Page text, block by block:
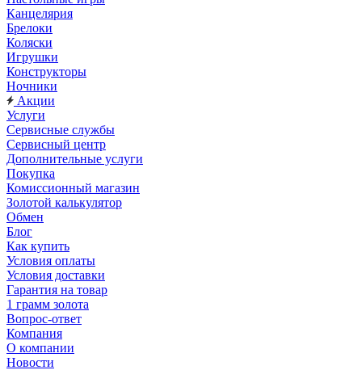
Канцелярия
Брелоки
Коляски
Игрушки
Конструкторы
Ночники
Акции
Услуги
Сервисные службы
Сервисный центр
Дополнительные услуги
Покупка
Комиссионный магазин
Золотой калькулятор
Обмен
Блог
Как купить
Условия оплаты
Условия доставки
Гарантия на товар
1 грамм золота
Вопрос-ответ
Компания
О компании
Новости